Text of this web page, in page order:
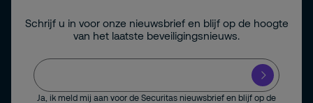
Schrijf u in voor onze nieuwsbrief en blijf op de hoogte
van het laatste beveiligingsnieuws.
Ja, ik meld mij aan voor de Securitas nieuwsbrief en blijf op de